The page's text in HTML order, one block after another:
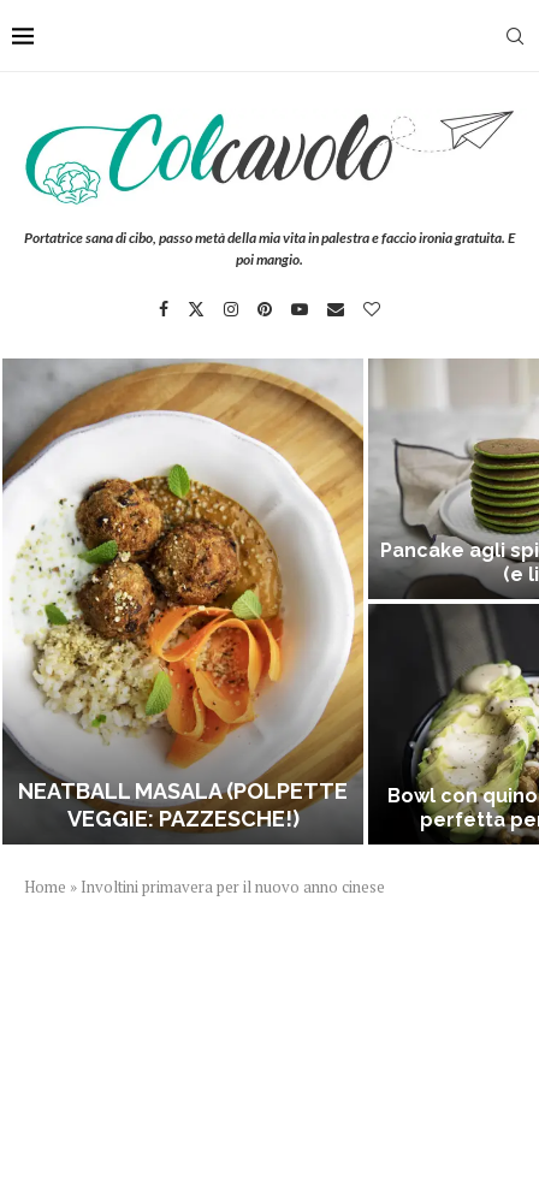
Portatrice sana di cibo, passo metà della mia vita in palestra e faccio ironia gratuita. E
poi mangio.
NEATBALL MASALA (POLPETTE
VEGGIE: PAZZESCHE!)
Pancake agli
(e
Bowl con
perfetta
Home » Involtini primavera per il nuovo anno cinese